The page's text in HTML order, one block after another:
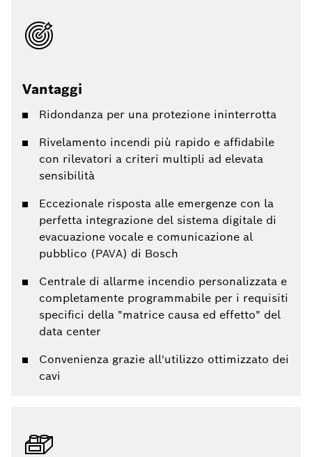
Vantaggi
Ridondanza per una protezione ininterrotta
Rivelamento incendi più rapido e affidabile
con rilevatori a criteri multipli ad elevata
sensibilità
Eccezionale risposta alle emergenze con la
perfetta integrazione del sistema digitale di
evacuazione vocale e comunicazione al
pubblico (PAVA) di Bosch
Centrale di allarme incendio personalizzata e
completamente programmabile per i requisiti
specifici della "matrice causa ed effetto" del
data center
Convenienza grazie all'utilizzo ottimizzato dei
cavi